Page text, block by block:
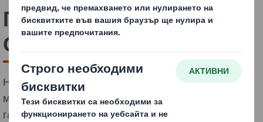
Потребителски
Опаковки
Над 70% от решенията за покупка се вземат на
мястото на продажба. Нашата задача е да
гарантираме, че вашите продукти се отличават.